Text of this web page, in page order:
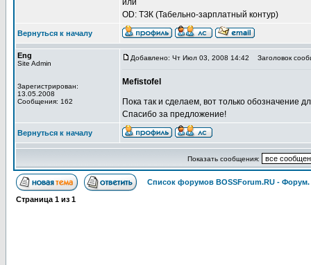
или
OD: ТЗК (Табельно-зарплатный контур)
Вернуться к началу
Eng
Site Admin
Зарегистрирован:
13.05.2008
Сообщения: 162
Добавлено: Чт Июл 03, 2008 14:42 Заголовок
Mefistofel
Пока так и сделаем, вот только обозначение
Спасибо за предложение!
Вернуться к началу
Показать сообщения:
Список форумов BOSSForum.RU -
Страница 1 из 1